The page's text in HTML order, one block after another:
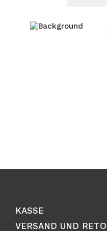
KASSE
VERSAND UND